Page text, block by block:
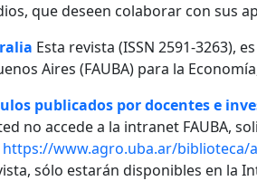
que deseen colaborar con sus
Esta revista (ISSN 2591-3263),
Aires (FAUBA) para la
publicados por docentes e
no accede a la intranet FAUBA,
https://www.agro.uba.ar/biblioteca/
sólo estarán disponibles en la